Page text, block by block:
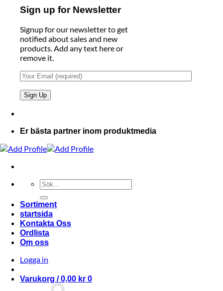
Sign up for Newsletter
Signup for our newsletter to get
notified about sales and new
products. Add any text here or
remove it.
Er bästa partner inom produktmedia
Sök
efter:
Sortiment
startsida
Kontakta Oss
Ordlista
Om oss
Logga in
Varukorg /0,00 kr 0